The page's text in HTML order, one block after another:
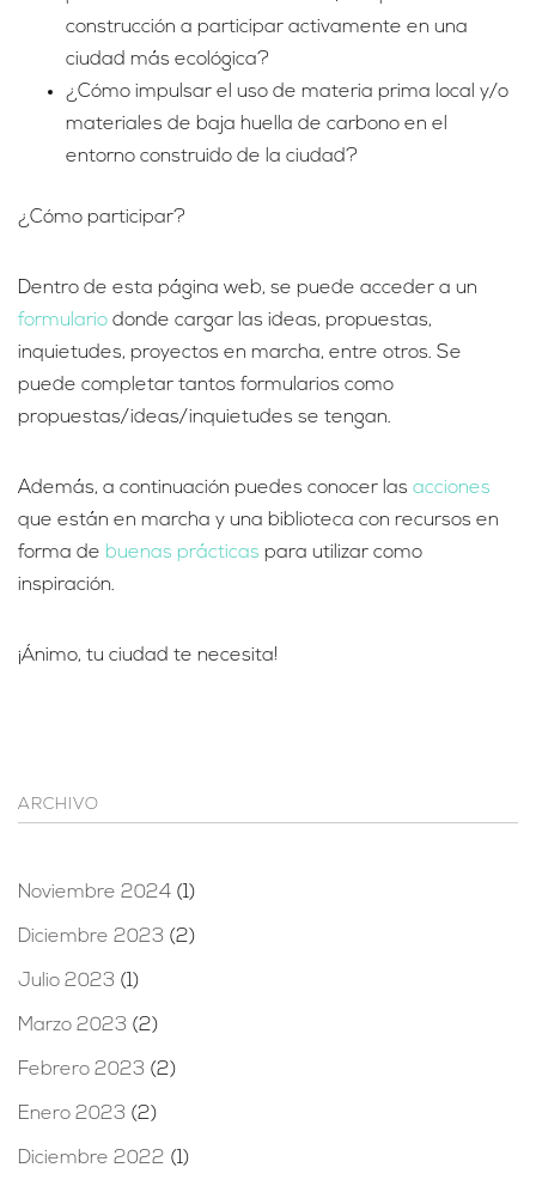
construcción a participar activamente en una
ciudad más ecológica?
¿Cómo impulsar el uso de materia prima local y/o
materiales de baja huella de carbono en el
entorno construido de la ciudad?
¿Cómo participar?
Dentro de esta página web, se puede acceder a un
formulario donde cargar las ideas, propuestas,
inquietudes, proyectos en marcha, entre otros. Se
puede completar tantos formularios como
propuestas/ideas/inquietudes se tengan.
Además, a continuación puedes conocer las acciones
que están en marcha y una biblioteca con recursos en
forma de buenas prácticas para utilizar como
inspiración.
¡Ánimo, tu ciudad te necesita!
ARCHIVO
Noviembre 2024 (1)
Diciembre 2023 (2)
Julio 2023 (1)
Marzo 2023 (2)
Febrero 2023 (2)
Enero 2023 (2)
Diciembre 2022 (1)